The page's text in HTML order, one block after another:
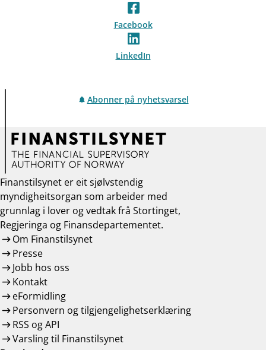
Facebook
LinkedIn
Abonner på nyhetsvarsel
Finanstilsynet er eit sjølvstendig
myndigheitsorgan som arbeider med
grunnlag i lover og vedtak frå Stortinget,
Regjeringa og Finansdepartementet.
Om Finanstilsynet
Presse
Jobb hos oss
Kontakt
eFormidling
Personvern og tilgjengelighetserklæring
RSS og API
Varsling til Finanstilsynet